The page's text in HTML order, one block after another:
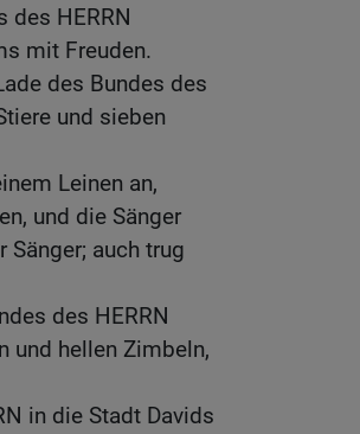
des HERRN
mit Freuden.
des Bundes des
und sieben
Leinen an,
und die Sänger
Sänger; auch trug
des HERRN
und hellen Zimbeln,
in die Stadt Davids